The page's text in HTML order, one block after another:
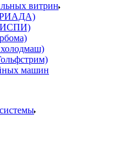
витрин
машин